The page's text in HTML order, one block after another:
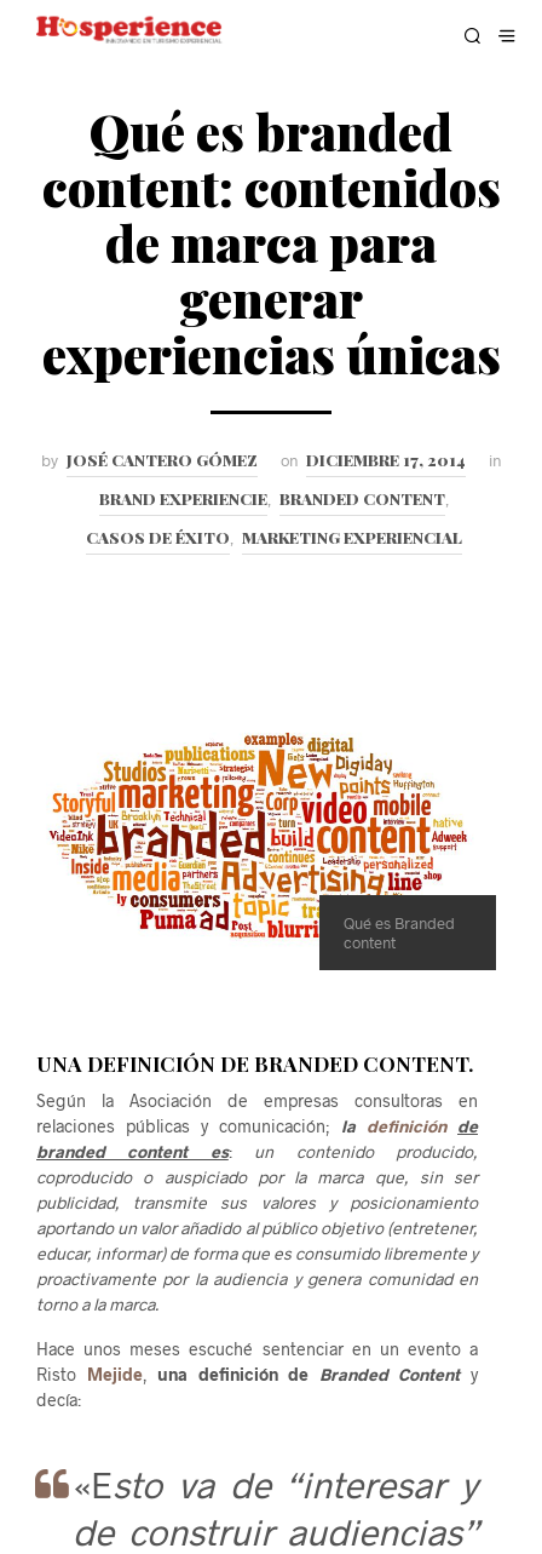
Qué es branded
content: contenidos
de marca para
generar
experiencias únicas
by JOSÉ CANTERO GÓMEZ on DICIEMBRE 17, 2014 in
BRAND EXPERIENCIE, BRANDED CONTENT,
CASOS DE ÉXITO MARKETING EXPERIENCIAL
Qué es Branded
content
UNA DEFINICIÓN DE BRANDED CONTENT.
Según la Asociación de empresas consultoras en
relaciones públicas y comunicación; la definición de
branded content es:un contenido producido,
coproducido o auspiciado por la marca que, sin ser
publicidad, transmite sus valores y posicionamiento
aportando un valor añadido al público objetivo (entretener,
educar, informar) de forma que es consumido libremente y
proactivamente por la audiencia y genera comunidad en
torno a la marca.
Hace unos meses escuché sentenciar en un evento a
Risto Mejide, una definición de Branded Contenty
decía:
«Esto va de “interesar y
de construir audiencias”